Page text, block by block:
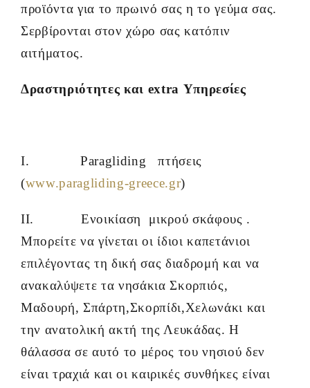
Eπικοινωνήστε μαζί μας
προϊόντα για το πρωινό σας η το γεύμα σας.
Σερβίρονται στον χώρο σας κατόπιν
αιτήματος.
Δραστηριότητες και extra Υπηρεσίες
I. Paragliding πτήσεις
(www.paragliding-greece.gr)
II. Ενοικίαση μικρού σκάφους .
Μπορείτε να γίνεται οι ίδιοι καπετάνιοι
επιλέγοντας τη δική σας διαδρομή και να
ανακαλύψετε τα νησάκια Σκορπιός,
Μαδουρή, Σπάρτη,Σκορπίδι,Χελωνάκι και
την ανατολική ακτή της Λευκάδας. Η
θάλασσα σε αυτό το μέρος του νησιού δεν
είναι τραχιά και οι καιρικές συνθήκες είναι